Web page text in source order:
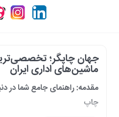
جهان چاپگر؛
ماشین‌های اداری ایران
مقدمه: راهنمای جامع شما در
چاپ